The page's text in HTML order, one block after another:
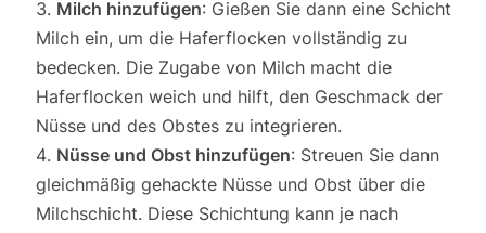
Milch hinzufügen: Gießen Sie dann eine Schicht
Milch ein, um die Haferflocken vollständig zu
bedecken. Die Zugabe von Milch macht die
Haferflocken weich und hilft, den Geschmack der
Nüsse und des Obstes zu integrieren.
Nüsse und Obst hinzufügen: Streuen Sie dann
gleichmäßig gehackte Nüsse und Obst über die
Milchschicht. Diese Schichtung kann je nach